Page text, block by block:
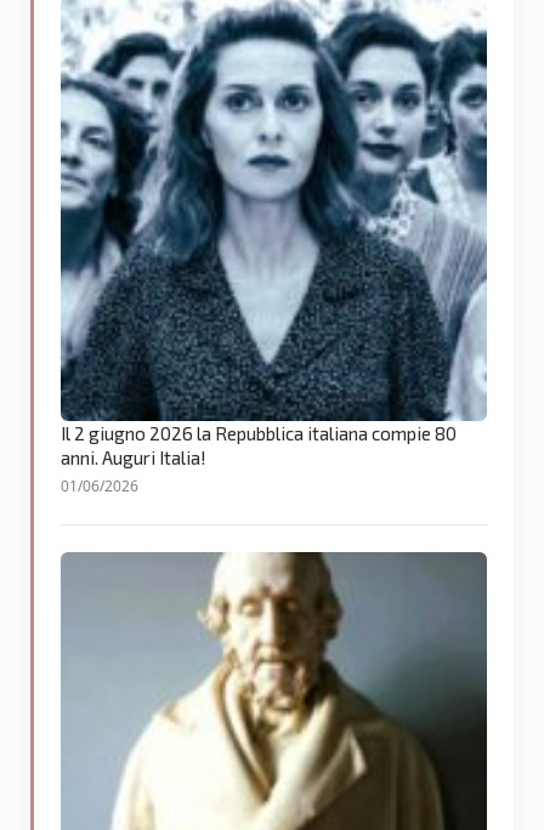
Il 2 giugno 2026 la Repubblica italiana compie 80
anni. Auguri Italia!
01/06/2026